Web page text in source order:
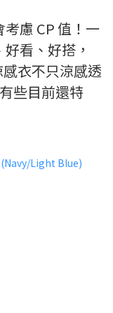
慮 CP 值！一
看、好搭，
衣不只涼感透
些目前還特